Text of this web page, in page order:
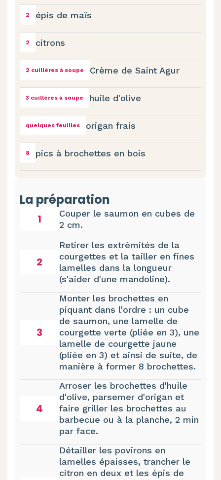
2 épis de maïs
2 citrons
2 cuillères à soupe Crème de Saint Agur
3 cuillères à soupe huile d'olive
quelques feuilles origan frais
8 pics à brochettes en bois
La préparation
1
Couper le saumon en cubes de
2 cm.
2
Retirer les extrémités de la
courgettes et la tailler en fines
lamelles dans la longueur
(s'aider d'une mandoline).
3
Monter les brochettes en
piquant dans l'ordre : un cube
de saumon, une lamelle de
courgette verte (pliée en 3), une
lamelle de courgette jaune
(pliée en 3) et ainsi de suite, de
manière à former 8 brochettes.
4
Arroser les brochettes d'huile
d'olive, parsemer d'origan et
faire griller les brochettes au
barbecue ou à la planche, 2 min
par face.
Détailler les povirons en
lamelles épaisses, trancher le
citron en deux et les épis de